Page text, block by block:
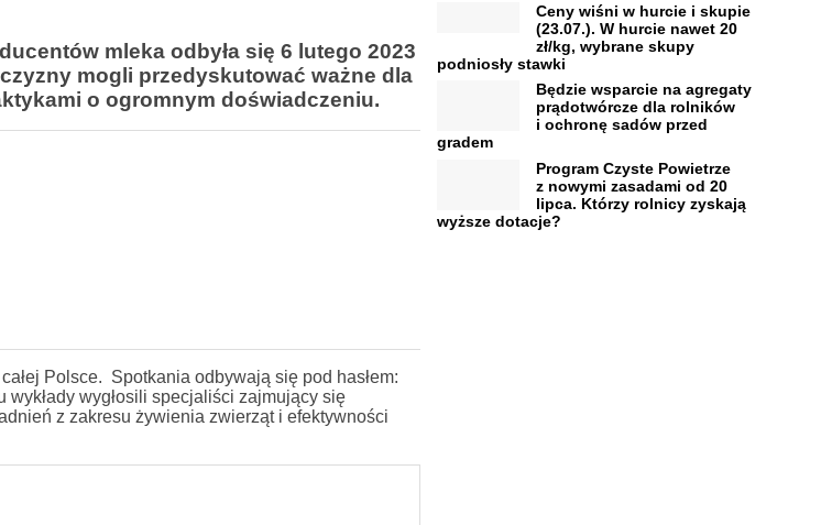
mleka odbyła się 6 lutego 2023
mogli przedyskutować ważne dla
o ogromnym doświadczeniu.
Polsce. Spotkania odbywają się pod hasłem:
wykłady wygłosili specjaliści zajmujący się
z zakresu żywienia zwierząt i efektywności
Ceny wiśni w hurcie i skupie
(23.07.). W hurcie nawet 20
zł/kg, wybrane skupy
podniosły stawki
Będzie wsparcie na agregaty
prądotwórcze dla rolników
i ochronę sadów przed
gradem
Program Czyste Powietrze
z nowymi zasadami od 20
lipca. Którzy rolnicy zyskają
wyższe dotacje?